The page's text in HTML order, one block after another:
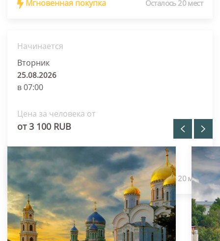
Мгновенная покупка Осталось 20 мест
Начинается
Вторник
25.08.2026
в 07:00
Цена за человека от
от 3 100 RUB
Забронировать
Мгновенная покупка Осталось 20 мест
Похожие туры